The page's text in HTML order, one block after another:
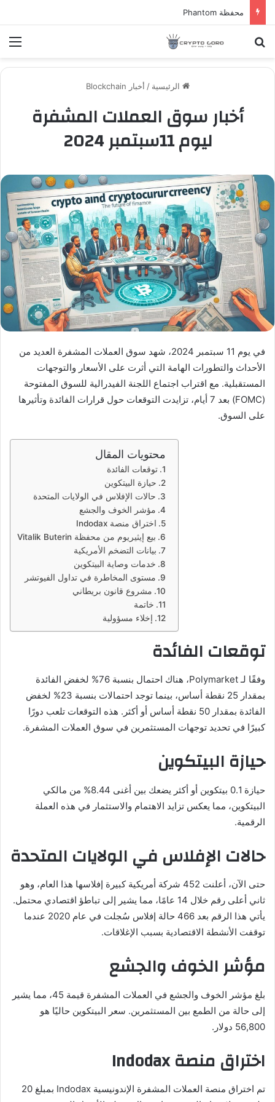
محفظة Phantom
بحث عن
الرئيسية / أخبار Blockchain
أخبار سوق العملات المشفرة
ليوم 11سبتمبر 2024
في يوم 11 سبتمبر 2024، شهد سوق العملات المشفرة العديد من
الأحداث والتطورات الهامة التي أثرت على الأسعار والتوجهات
المستقبلية. مع اقتراب اجتماع اللجنة الفيدرالية للسوق المفتوحة
(FOMC) بعد 7 أيام، تزايدت التوقعات حول قرارات الفائدة وتأثيرها
على السوق.
محتويات المقال
توقعات الفائدة
حيازة البيتكوين
حالات الإفلاس في الولايات المتحدة
مؤشر الخوف والجشع
اختراق منصة Indodax
بيع إيثيريوم من محفظة Vitalik Buterin
بيانات التضخم الأمريكية
خدمات وصاية البيتكوين
مستوى المخاطرة في تداول الفيوتشر
مشروع قانون بريطاني
خاتمة
إخلاء مسؤولية
توقعات الفائدة
وفقًا لـ Polymarket، هناك احتمال بنسبة 76% لخفض الفائدة
بمقدار 25 نقطة أساس، بينما توجد احتمالات بنسبة 23% لخفض
الفائدة بمقدار 50 نقطة أساس أو أكثر. هذه التوقعات تلعب دورًا
كبيرًا في تحديد توجهات المستثمرين في سوق العملات المشفرة.
حيازة البيتكوين
حيازة 0.1 بيتكوين أو أكثر يضعك بين أغنى 8.44% من مالكي
البيتكوين، مما يعكس تزايد الاهتمام والاستثمار في هذه العملة
الرقمية.
حالات الإفلاس في الولايات المتحدة
حتى الآن، أعلنت 452 شركة أمريكية كبيرة إفلاسها هذا العام، وهو
ثاني أعلى رقم خلال 14 عامًا، مما يشير إلى تباطؤ اقتصادي محتمل.
يأتي هذا الرقم بعد 466 حالة إفلاس سُجلت في عام 2020 عندما
توقفت الأنشطة الاقتصادية بسبب الإغلاقات.
مؤشر الخوف والجشع
بلغ مؤشر الخوف والجشع في العملات المشفرة قيمة 45، مما يشير
إلى حالة من الطمع بين المستثمرين. سعر البيتكوين حاليًا هو
56,800 دولار.
اختراق منصة Indodax
تم اختراق منصة العملات المشفرة الإندونيسية Indodax بمبلغ 20